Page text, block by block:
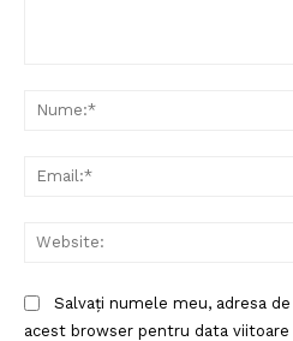
FREEDOM
PRESShub
Despre noi / Echipa
Proiecte editoriale
Salvați numele meu, adresa
acest browser pentru data